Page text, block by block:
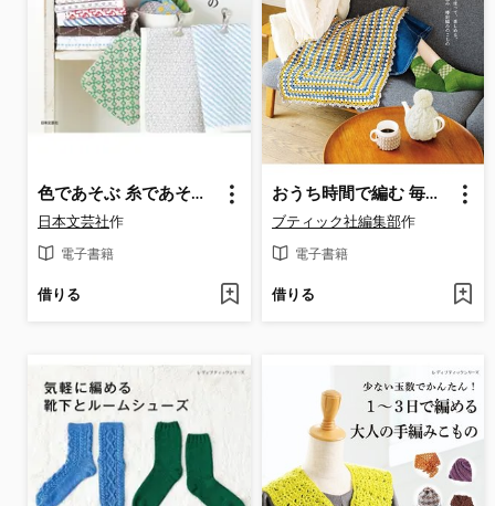
色であそぶ 糸であそぶ 刺し子の愉しみ
日本文芸社作
電子書籍
借りる
おうち時間で編む 毎日のニットこもの
ブティック社編集部作
電子書籍
借りる